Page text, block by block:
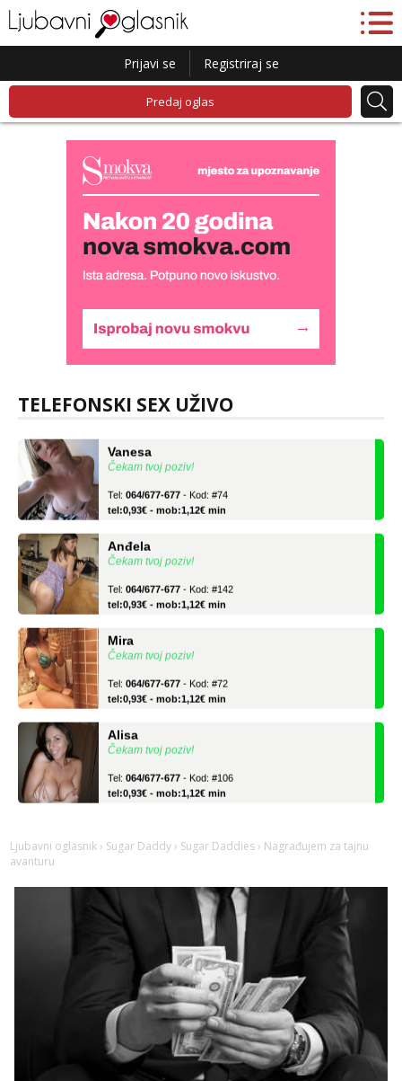
Prijavi se Registriraj se
Predaj oglas
TELEFONSKI SEX UŽIVO
tel:0,93€ - mob:1,12€ min
Čekam tvoj poziv!
tel:0,93€ - mob:1,12€ min
Čekam tvoj poziv!
tel:0,93€ - mob:1,12€ min
Čekam tvoj poziv!
tel:0,93€ - mob:1,12€ min
Čekam tvoj poziv!
tel:0,93€ - mob:1,12€ min
Tel: 064/677-677
- Kod: #74
Anđela
Čekam tvoj poziv!
064/677-677- Kod: #142
tel:0,93€ - mob:1,12€ min
Mira
Čekam tvoj poziv!
Tel: 064/677-677- Kod: #72
tel:0,93€ - mob:1,12€ min
Ljubavni oglasnik › Sugar Daddy › Sugar Daddies › Nagrađujem za tajnu
avanturu